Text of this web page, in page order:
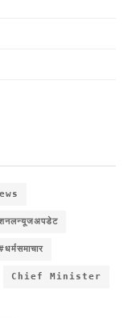
Chief Minister